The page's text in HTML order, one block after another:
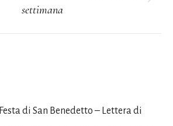
settimana
Festa di San Benedetto – Lettera di